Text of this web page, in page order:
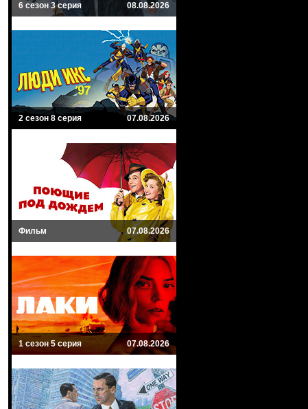
6 сезон 3 серия 08.08.2026
2 сезон 8 серия 07.08.2026
Фильм 07.08.2026
1 сезон 5 серия 07.08.2026